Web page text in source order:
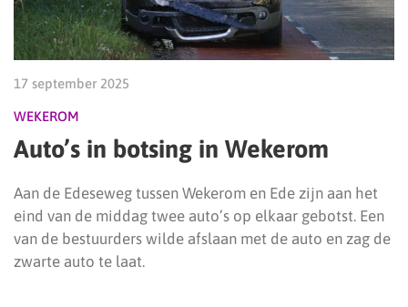
17 september 2025
WEKEROM
Auto’s in botsing in Wekerom
Aan de Edeseweg tussen Wekerom en Ede zijn aan het
eind van de middag twee auto’s op elkaar gebotst. Een
van de bestuurders wilde afslaan met de auto en zag de
zwarte auto te laat.